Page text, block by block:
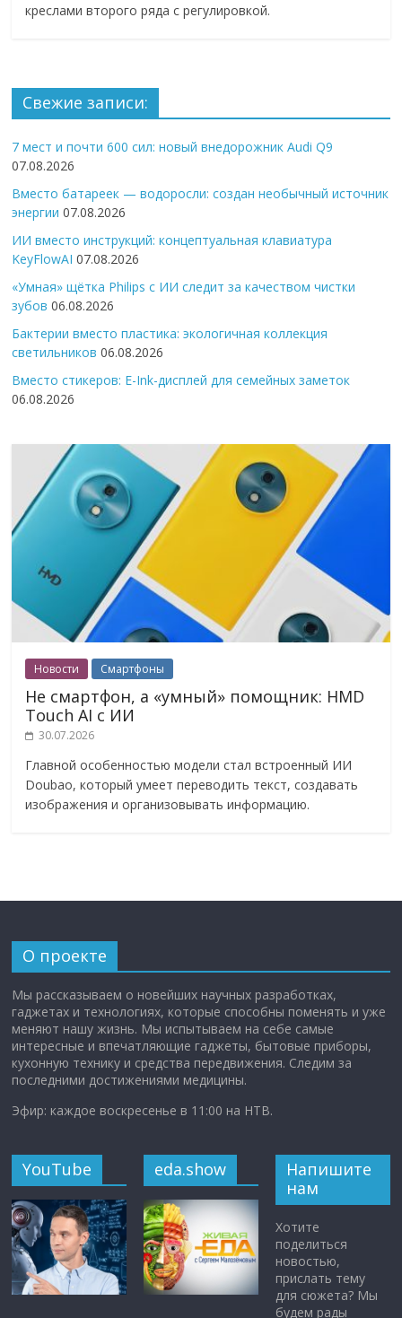
креслами второго ряда с регулировкой.
Свежие записи:
7 мест и почти 600 сил: новый внедорожник Audi Q9
07.08.2026
Вместо батареек — водоросли: создан необычный источник
энергии 07.08.2026
ИИ вместо инструкций: концептуальная клавиатура
KeyFlowAI 07.08.2026
«Умная» щётка Philips с ИИ следит за качеством чистки
зубов 06.08.2026
Бактерии вместо пластика: экологичная коллекция
светильников 06.08.2026
Вместо стикеров: E-Ink-дисплей для семейных заметок
06.08.2026
Новости Смартфоны
Не смартфон, а «умный» помощник: HMD
Touch AI с ИИ
30.07.2026
Главной особенностью модели стал встроенный ИИ
Doubao, который умеет переводить текст, создавать
изображения и организовывать информацию.
О проекте
Мы рассказываем о новейших научных разработках,
гаджетах и технологиях, которые способны поменять и уже
меняют нашу жизнь. Мы испытываем на себе самые
интересные и впечатляющие гаджеты, бытовые приборы,
кухонную технику и средства передвижения. Следим за
последними достижениями медицины.
Эфир: каждое воскресенье в 11:00 на НТВ.
YouTube eda.show
Напишите
нам
Хотите
поделиться
новостью,
прислать тему
для сюжета? Мы
будем рады